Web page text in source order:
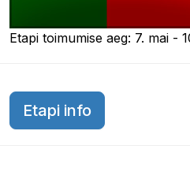
Etapi toimumise aeg: 7. mai -
Etapi info